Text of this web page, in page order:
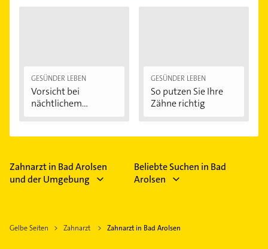
GESÜNDER LEBEN
Vorsicht bei
nächtlichem
GESÜNDER LEBEN
So putzen Sie Ihre
Zähne richtig
Zahnarzt in Bad Arolsen
und der Umgebung
Beliebte Suchen in Bad
Arolsen
Gelbe Seiten Zahnarzt Zahnarzt in Bad Arolsen